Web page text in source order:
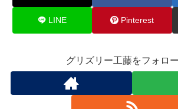
LINE Pinterest
グリズリー工藤をフォロ